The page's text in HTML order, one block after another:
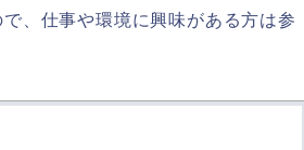
、仕事や環境に興味がある方は参